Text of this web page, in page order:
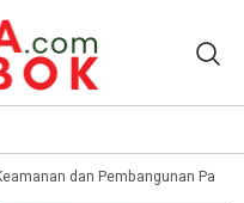
dan Pembangunan Papua